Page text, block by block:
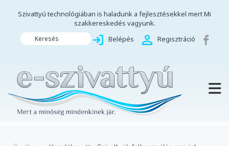
Szivattyú technológiában is haladunk a fejlesztésekkel mert Mi
szakkereskedés vagyunk.
Keresés Belépés Regisztráció